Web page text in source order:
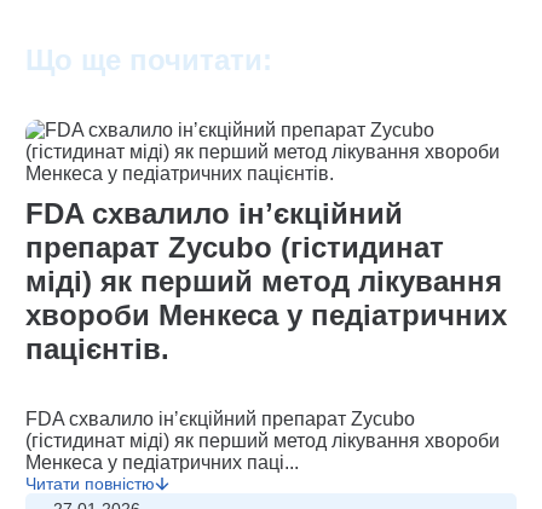
Що ще почитати:
FDA схвалило інʼєкційний
препарат Zycubo (гістидинат
міді) як перший метод лікування
хвороби Менкеса у педіатричних
пацієнтів.
FDA схвалило інʼєкційний препарат Zycubo
(гістидинат міді) як перший метод лікування хвороби
Менкеса у педіатричних паці...
Читати повністю